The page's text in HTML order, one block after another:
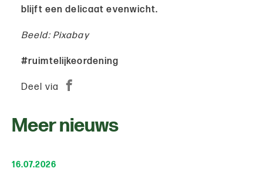
blijft een delicaat evenwicht.
Beeld: Pixabay
#ruimtelijkeordening
Deel via
Meer nieuws
16.07.2026